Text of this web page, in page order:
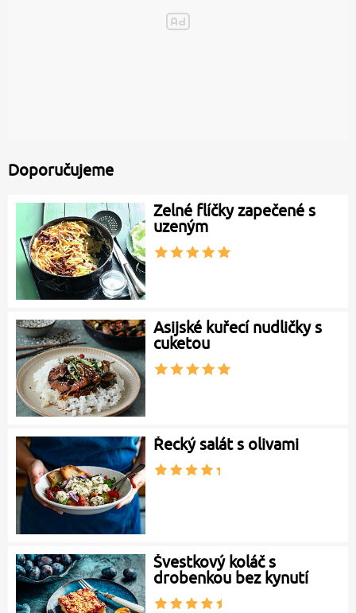
Doporučujeme
Zelné flíčky zapečené s
uzeným
Asijské kuřecí nudličky s
cuketou
Řecký salát s olivami
Švestkový koláč s
drobenkou bez kynutí